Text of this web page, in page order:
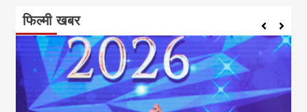
फिल्मी खबर